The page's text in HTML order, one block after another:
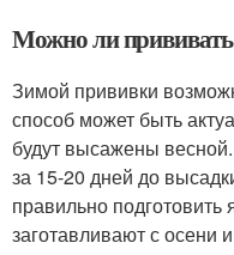
Можно ли
Зимой прививки
способ может быть
будут высажены
за 15-20 дней до
правильно
заготавливают с осени